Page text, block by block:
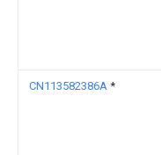
CN113582386A *